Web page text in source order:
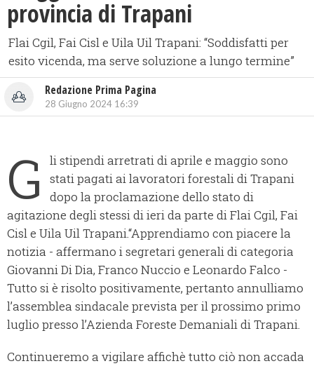
provincia di Trapani
Flai Cgil, Fai Cisl e Uila Uil Trapani: “Soddisfatti per
esito vicenda, ma serve soluzione a lungo termine”
Redazione Prima Pagina
28 Giugno 2024 16:39
G
li stipendi arretrati di aprile e maggio sono
stati pagati ai lavoratori forestali di Trapani
dopo la proclamazione dello stato di
agitazione degli stessi di ieri da parte di Flai Cgil, Fai
Cisl e Uila Uil Trapani.“Apprendiamo con piacere la
notizia - affermano i segretari generali di categoria
Giovanni Di Dia, Franco Nuccio e Leonardo Falco -
Tutto si è risolto positivamente, pertanto annulliamo
l’assemblea sindacale prevista per il prossimo primo
luglio presso l’Azienda Foreste Demaniali di Trapani.
Continueremo a vigilare affichè tutto ciò non accada